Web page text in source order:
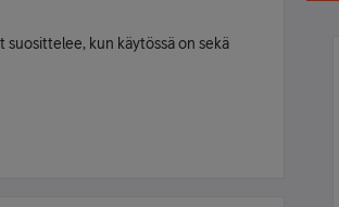
suosittelee, kun käytössä on sekä